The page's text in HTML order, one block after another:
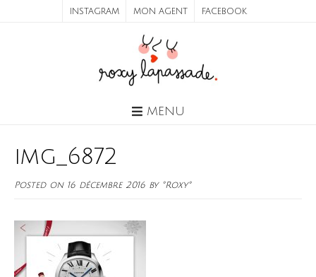
INSTAGRAM MON AGENT FACEBOOK
MENU
img_6872
Posted on 16 décembre 2016 by °Roxy°